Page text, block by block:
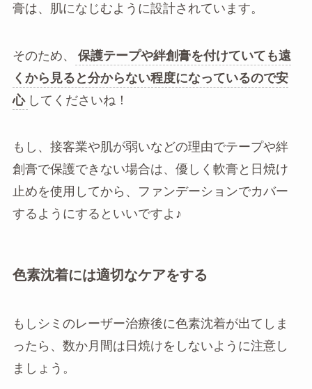
膏は、肌になじむように設計されています。
そのため、
保護テープや絆創膏を付けていても遠
くから見ると分からない程度になっているので安
心 してくださいね！
もし、接客業や肌が弱いなどの理由でテープや絆
創膏で保護できない場合は、優しく軟膏と日焼け
止めを使用してから、ファンデーションでカバー
するようにするといいですよ♪
色素沈着には適切なケアをする
もしシミのレーザー治療後に色素沈着が出てしま
ったら、数か月間は日焼けをしないように注意し
ましょう。